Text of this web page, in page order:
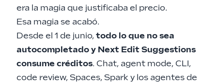
era la magia que justificaba el precio.
Esa magia se acabó.
Desde el 1 de junio, todo lo que no sea
autocompletado y Next Edit Suggestions
consume créditos. Chat, agent mode, CLI,
code review, Spaces, Spark y los agentes de